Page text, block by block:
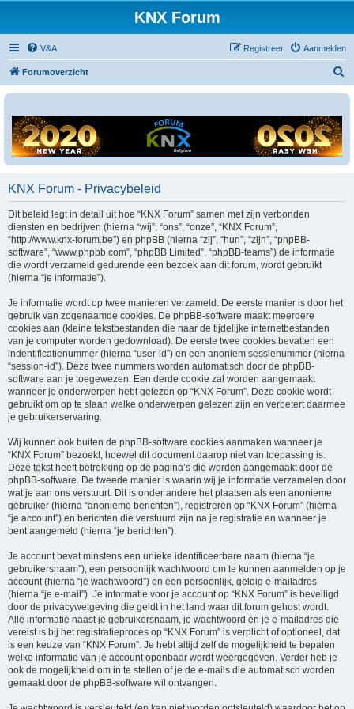
KNX Forum
V&A Aanmelden
Registreer
Forumoverzicht
KNX Forum - Privacybeleid
Dit beleid legt in detail uit hoe “KNX Forum” samen met zijn verbonden
diensten en bedrijven (hierna “wij”, “ons”, “onze”, “KNX Forum”,
“http://www.knx-forum.be”) en phpBB (hierna “zij”, “hun”, “zijn”, “phpBB-
software”, “www.phpbb.com”, “phpBB Limited”, “phpBB-teams”) de informatie
die wordt verzameld gedurende een bezoek aan dit forum, wordt gebruikt
(hierna “je informatie”).
Je informatie wordt op twee manieren verzameld. De eerste manier is door het
gebruik van zogenaamde cookies. De phpBB-software maakt meerdere
cookies aan (kleine tekstbestanden die naar de tijdelijke internetbestanden
van je computer worden gedownload). De eerste twee cookies bevatten een
indentificatienummer (hierna “user-id”) en een anoniem sessienummer (hierna
“session-id”). Deze twee nummers worden automatisch door de phpBB-
software aan je toegewezen. Een derde cookie zal worden aangemaakt
wanneer je onderwerpen hebt gelezen op “KNX Forum”. Deze cookie wordt
gebruikt om op te slaan welke onderwerpen gelezen zijn en verbetert daarmee
je gebruikerservaring.
Wij kunnen ook buiten de phpBB-software cookies aanmaken wanneer je
“KNX Forum” bezoekt, hoewel dit document daarop niet van toepassing is.
Deze tekst heeft betrekking op de pagina’s die worden aangemaakt door de
phpBB-software. De tweede manier is waarin wij je informatie verzamelen door
wat je aan ons verstuurt. Dit is onder andere het plaatsen als een anonieme
gebruiker (hierna “anonieme berichten”), registreren op “KNX Forum” (hierna
“je account”) en berichten die verstuurd zijn na je registratie en wanneer je
bent aangemeld (hierna “je berichten”).
Je account bevat minstens een unieke identificeerbare naam (hierna “je
gebruikersnaam”), een persoonlijk wachtwoord om te kunnen aanmelden op je
account (hierna “je wachtwoord”) en een persoonlijk, geldig e-mailadres
(hierna “je e-mail”). Je informatie voor je account op “KNX Forum” is beveiligd
door de privacywetgeving die geldt in het land waar dit forum gehost wordt.
Alle informatie naast je gebruikersnaam, je wachtwoord en je e-mailadres die
vereist is bij het registratieproces op “KNX Forum” is verplicht of optioneel, dat
is een keuze van “KNX Forum”. Je hebt altijd zelf de mogelijkheid te bepalen
welke informatie van je account openbaar wordt weergegeven. Verder heb je
ook de mogelijkheid om in te stellen of je de e-mails die automatisch worden
gemaakt door de phpBB-software wil ontvangen.